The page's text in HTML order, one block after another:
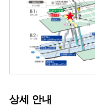
상세 안내